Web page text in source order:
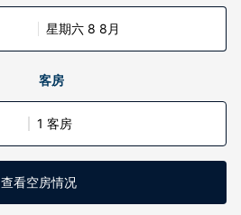
星期六 8 8月
客房
1 客房
查看空房情况